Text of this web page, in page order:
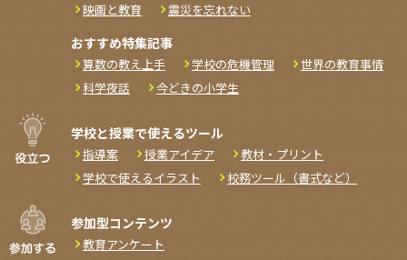
映画と教育
震災を忘れない
おすすめ特集記事
算数の教え上手 学校の危機管理
世界の教育事情
科学夜話
今どきの小学生
学校と授業で使えるツール
指導案 授業アイデア
教材・プリント
学校で使えるイラスト
校務ツール（書式など）
参加型コンテンツ
教育アンケート